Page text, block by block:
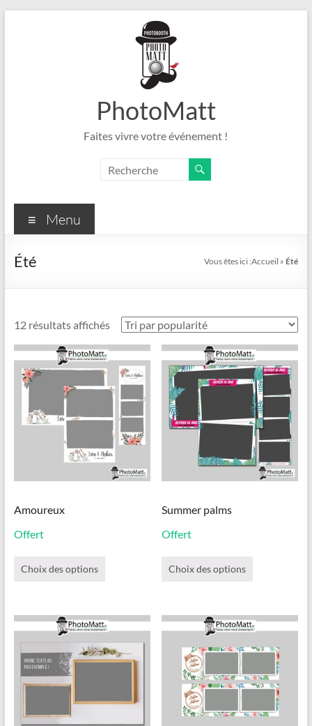
PhotoMatt
Faites vivre votre événement !
Menu
Été Vous êtes ici :Accueil » Été
12 résultats affichésTrié
popularité
Amoureux
Offert
Choix des options
Les
options
peuvent
être
la
Summer palms
Offert
Choix des options
Les
options
peuvent
choisies
sur
page